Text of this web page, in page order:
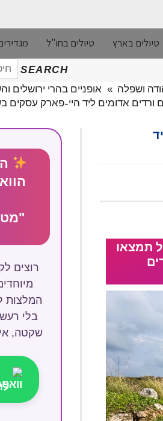
טיולים בארץ טיולים בחו"ל
SEARCH
ושפלה » אופניים בהרי ירושלים
ורדים אדומים ליד היי-פארק עסקים
תמצאו
רוצים
המלצות
בלי
שקטה,